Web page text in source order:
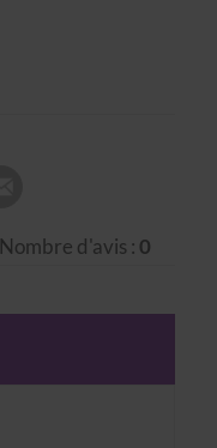
Nombre d'avis : 0